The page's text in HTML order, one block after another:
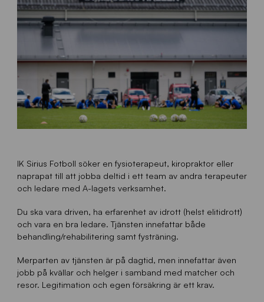
IK Sirius Fotboll söker en fysioterapeut, kiropraktor eller
naprapat till att jobba deltid i ett team av andra terapeuter
och ledare med A-lagets verksamhet.
Du ska vara driven, ha erfarenhet av idrott (helst elitidrott)
och vara en bra ledare. Tjänsten innefattar både
behandling/rehabilitering samt fysträning.
Merparten av tjänsten är på dagtid, men innefattar även
jobb på kvällar och helger i samband med matcher och
resor. Legitimation och egen försäkring är ett krav.